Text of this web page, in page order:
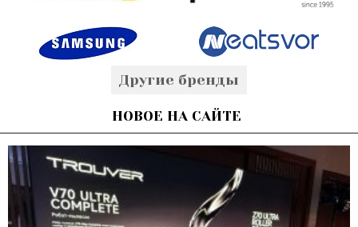
Другие бренды
НОВОЕ НА САЙТЕ